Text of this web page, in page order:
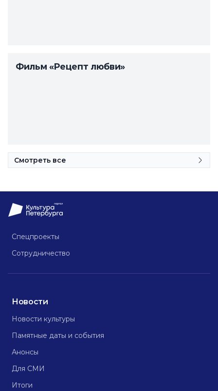
Фильм «Рецепт любви»
Смотреть все
Спецпроекты
Сотрудничество
Новости
Новости культуры
Памятные даты и события
Анонсы
Для СМИ
Итоги